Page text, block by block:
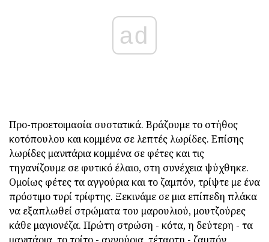
ad
Προ-προετοιμασία συστατικά. Βράζουμε το στήθος
κοτόπουλου και κομμένα σε λεπτές λωρίδες. Επίσης
λωρίδες μανιτάρια κομμένα σε φέτες και τις
τηγανίζουμε σε φυτικό έλαιο, στη συνέχεια ψύχθηκε.
Ομοίως φέτες τα αγγούρια και το ζαμπόν, τρίψτε με ένα
πρόστιμο τυρί τρίφτης. Ξεκινάμε σε μια επίπεδη πλάκα
να εξαπλωθεί στρώματα του μαρουλιού, μουτζούρες
κάθε μαγιονέζα. Πρώτη στρώση - κότα, η δεύτερη - τα